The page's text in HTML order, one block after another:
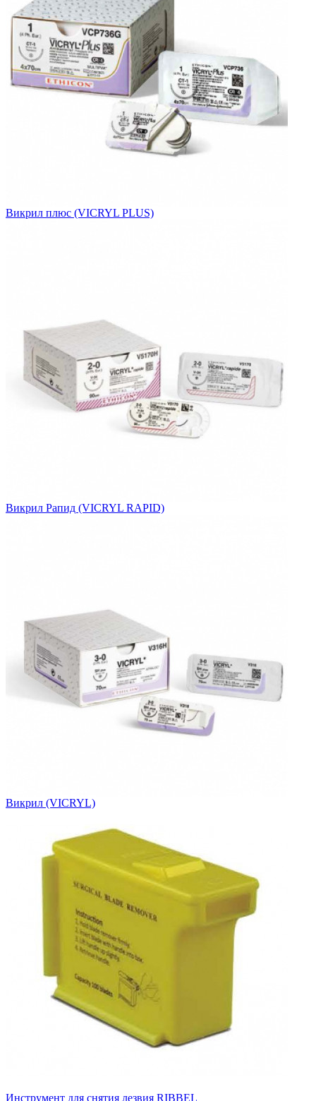
Викрил плюс (VICRYL PLUS)
Викрил Рапид (VICRYL RAPID)
Викрил (VICRYL)
Инструмент для снятия лезвия RIBBEL